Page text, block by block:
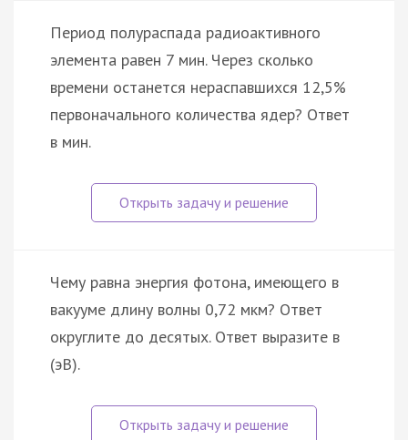
Период полураспада радиоактивного
элемента равен 7 мин. Через сколько
времени останется нераспавшихся 12,5%
первоначального количества ядер? Ответ
в мин.
Чему равна энергия фотона, имеющего в
вакууме длину волны 0,72 мкм? Ответ
округлите до десятых. Ответ выразите в
(эВ).